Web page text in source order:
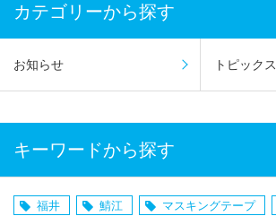
カテゴリーから探す
お知らせ トピックス
キーワードから探す
福井 鯖江 マスキングテープ